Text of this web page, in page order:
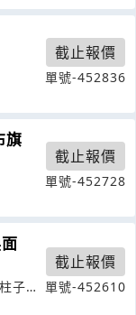
截止報價
單號-452836
旗
截止報價
單號-452728
子的
截止報價
單號-452610